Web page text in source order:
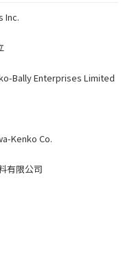
Inc.
Bally Enterprises Limited
Kenko Co.
有限公司